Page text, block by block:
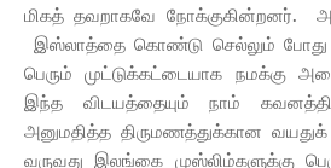
மிகத் தவறாகவே நோக்குகின்றனர்.
இஸ்லாத்தை கொண்டு செல்லும்
பெரும் முட்டுக்கட்டையாக நமக்கு
இந்த விடயத்தையும் நாம்
அனுமதித்த திருமணத்துக்கான
வருவது இலங்கை முஸ்லிம்களுக்கு